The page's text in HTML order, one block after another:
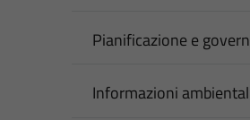
Pianificazione e
Informazioni